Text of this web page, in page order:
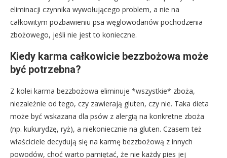
eliminacji czynnika wywołującego problem, a nie na
całkowitym pozbawieniu psa węglowodanów pochodzenia
zbożowego, jeśli nie jest to konieczne.
Kiedy karma całkowicie bezzbożowa może
być potrzebna?
Z kolei karma bezzbożowa eliminuje *wszystkie* zboża,
niezależnie od tego, czy zawierają gluten, czy nie. Taka dieta
może być wskazana dla psów z alergią na konkretne zboża
(np. kukurydzę, ryż), a niekoniecznie na gluten. Czasem też
właściciele decydują się na karmę bezzbożową z innych
powodów, choć warto pamiętać, że nie każdy pies jej